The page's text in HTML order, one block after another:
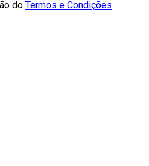
do Termos e Condições